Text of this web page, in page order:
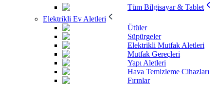
Tüm Bilgisayar & Tablet
Elektrikli Ev Aletleri
Ütüler
Süpürgeler
Elektrikli Mutfak Aletleri
Mutfak Gereçleri
Yapı Aletleri
Hava Temizleme Cihazları
Fırınlar